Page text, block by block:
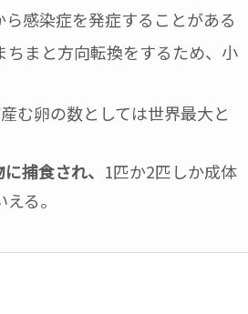
感染症を発症することがある
まと方向転換をするため、小
む卵の数としては世界最大と
捕食され、 1匹か2匹しか成体
る。